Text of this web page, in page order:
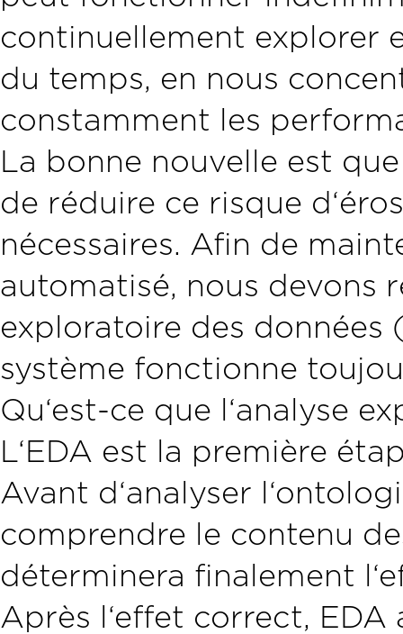
continuellement explorer
du temps, en nous
constamment les
La bonne nouvelle est
de réduire ce risque
nécessaires. Afin de
automatisé, nous devons
exploratoire des données
système fonctionne
Qu‘est-ce que l‘analyse
L‘EDA est la première
Avant d‘analyser
comprendre le contenu
déterminera finalement
Après l‘effet correct,